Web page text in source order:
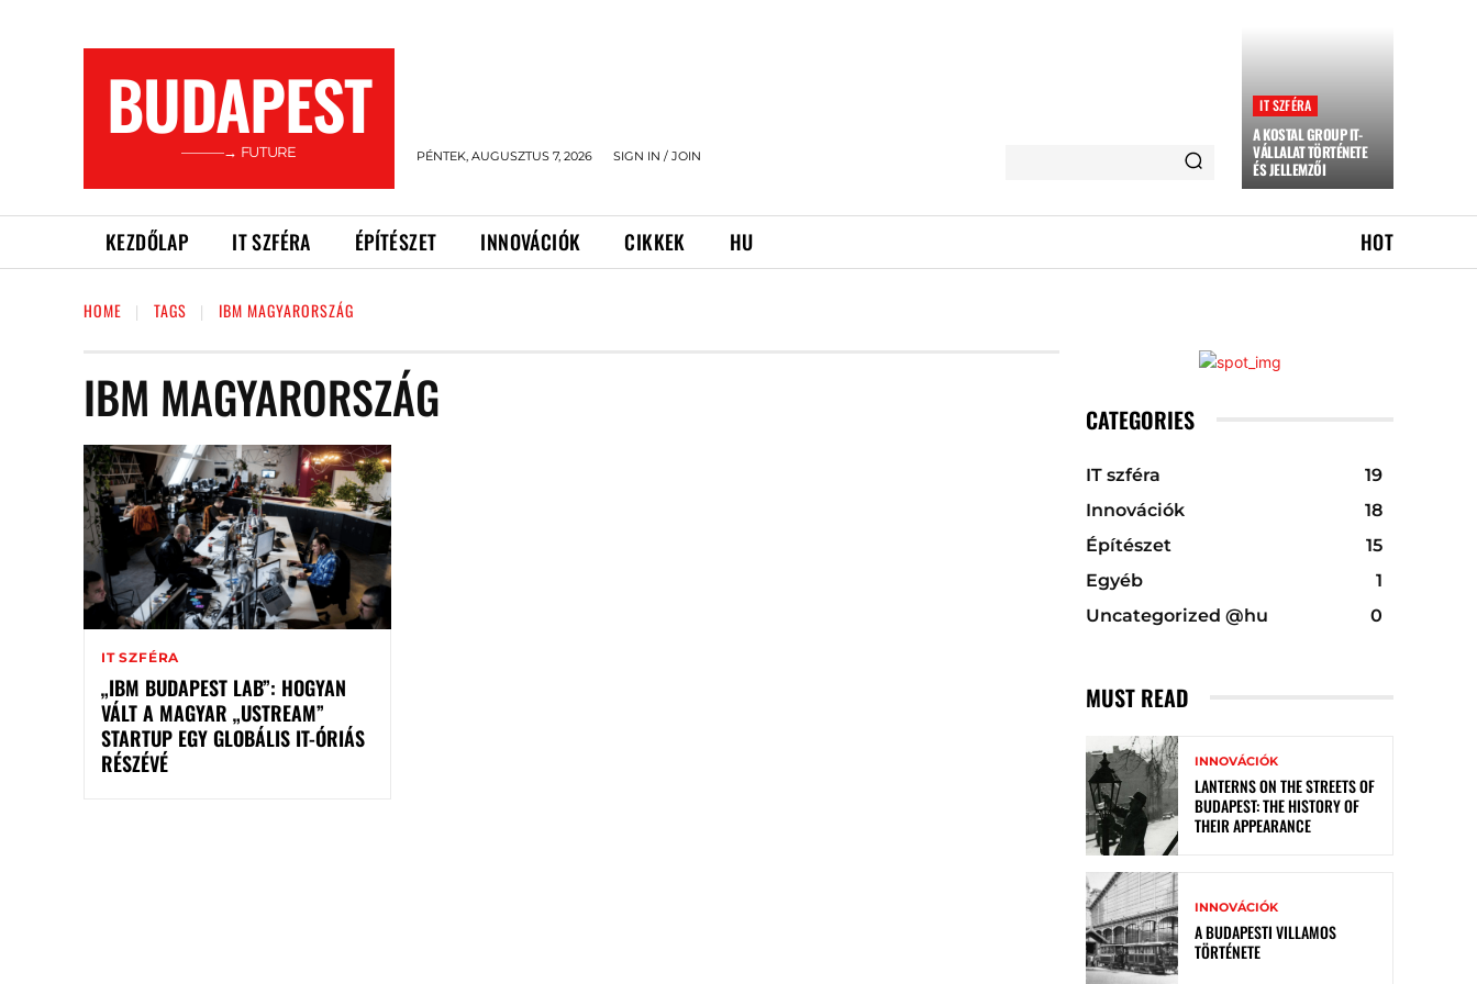
BUDAPEST
———→ FUTURE PÉNTEK, AUGUSZTUS 7, 2026 SIGN IN / JOIN
IT SZFÉRA
A KOSTAL GROUP IT-
VÁLLALAT TÖRTÉNETE
ÉS JELLEMZŐI
KEZDŐLAP IT SZFÉRA ÉPÍTÉSZET INNOVÁCIÓK CIKKEK HU HOT
HOME TAGS IBM MAGYARORSZÁG
IBM MAGYARORSZÁG
IT SZFÉRA
„IBM BUDAPEST LAB”: HOGYAN
VÁLT A MAGYAR „USTREAM”
STARTUP EGY GLOBÁLIS IT-ÓRIÁS
RÉSZÉVÉ
CATEGORIES
IT szféra
19
Innovációk
18
Építészet
15
Egyéb
1
Uncategorized @hu
0
MUST READ
INNOVÁCIÓK
LANTERNS ON THE STREETS OF
BUDAPEST: THE HISTORY OF
THEIR APPEARANCE
INNOVÁCIÓK
A BUDAPESTI VILLAMOS
TÖRTÉNETE